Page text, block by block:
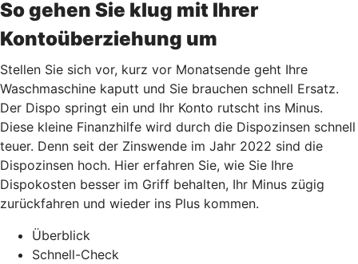
So gehen Sie klug mit Ihrer
Kontoüberziehung um
Stellen Sie sich vor, kurz vor Monatsende geht Ihre
Waschmaschine kaputt und Sie brauchen schnell Ersatz.
Der Dispo springt ein und Ihr Konto rutscht ins Minus.
Diese kleine Finanzhilfe wird durch die Dispozinsen schnell
teuer. Denn seit der Zinswende im Jahr 2022 sind die
Dispozinsen hoch. Hier erfahren Sie, wie Sie Ihre
Dispokosten besser im Griff behalten, Ihr Minus zügig
zurückfahren und wieder ins Plus kommen.
Überblick
Schnell-Check